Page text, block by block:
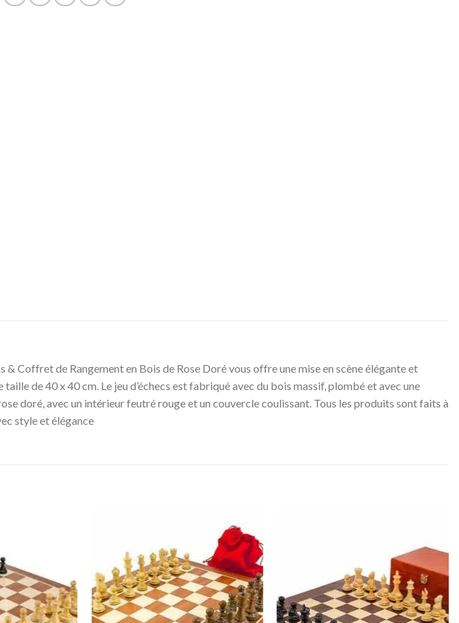
Coffret de Rangement en Bois de Rose Doré vous offre une mise en scène élégante et
de 40 x 40 cm. Le jeu d’échecs est fabriqué avec du bois massif, plombé et avec une
doré, avec un intérieur feutré rouge et un couvercle coulissant. Tous les produits sont faits à
style et élégance